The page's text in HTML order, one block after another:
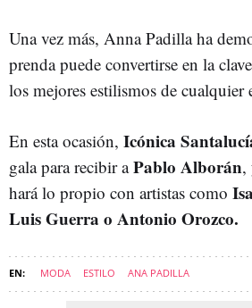
Una vez más, Anna Padilla ha
prenda puede convertirse en la
los mejores estilismos de cualquier
En esta ocasión, Icónica
gala para recibir aPablo Alborán,
hará lo propio con artistas como
Luis Guerra o Antonio Orozco.
MODA ESTILO ANA PADILLA